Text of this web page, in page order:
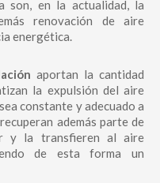
son, en la actualidad, la
renovación de aire
energética.
aportan la cantidad
la expulsión del aire
constante y adecuado a
además parte de
y la transfieren al aire
de esta forma un